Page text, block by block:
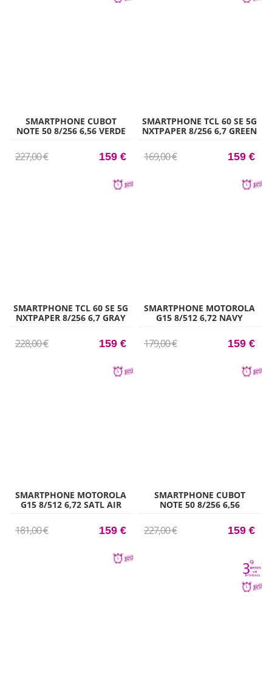
SMARTPHONE CUBOT
NOTE 50 8/256 6,56 VERDE
227,00 € 159 €
SMARTPHONE TCL 60 SE 5G
NXTPAPER 8/256 6,7 GREEN
169,00 € 159 €
SMARTPHONE TCL 60 SE 5G
NXTPAPER 8/256 6,7 GRAY
228,00 € 159 €
SMARTPHONE MOTOROLA
G15 8/512 6,72 NAVY
179,00 € 159 €
SMARTPHONE MOTOROLA
G15 8/512 6,72 SATL AIR
181,00 € 159 €
SMARTPHONE CUBOT
NOTE 50 8/256 6,56
227,00 € 159 €